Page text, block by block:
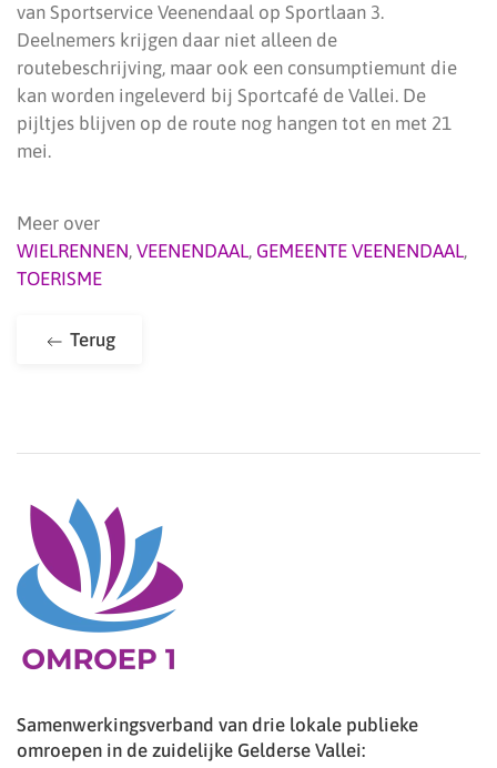
van Sportservice Veenendaal op Sportlaan 3.
Deelnemers krijgen daar niet alleen de
routebeschrijving, maar ook een consumptiemunt die
kan worden ingeleverd bij Sportcafé de Vallei. De
pijltjes blijven op de route nog hangen tot en met 21
mei.
Meer over
WIELRENNEN, VEENENDAAL, GEMEENTE VEENENDAAL,
TOERISME
Terug
Samenwerkingsverband van drie lokale publieke
omroepen in de zuidelijke Gelderse Vallei: